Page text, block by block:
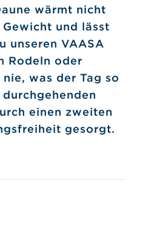
wärmt nicht
und lässt
unseren VAASA
Rodeln oder
was der Tag so
einen zweiten
gesorgt.